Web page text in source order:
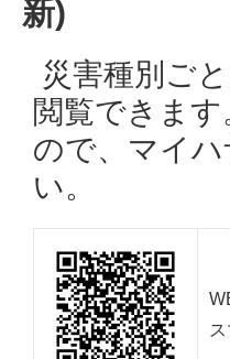
新)
災害種別ご
閲覧できま
ので、マイ
い。